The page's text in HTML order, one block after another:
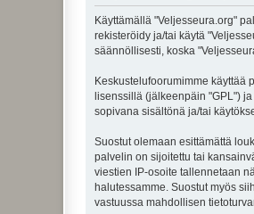
Käyttämällä "Veljesseura.org"
rekisteröidy ja/tai käytä
säännöllisesti, koska
Keskustelufoorumimme käyttää
lisenssillä (jälkeenpäin "GPL")
sopivana sisältönä ja/tai
Suostut olemaan esittämättä
palvelin on sijoitettu tai
viestien IP-osoite tallennetaan
halutessamme. Suostut myös
vastuussa mahdollisen